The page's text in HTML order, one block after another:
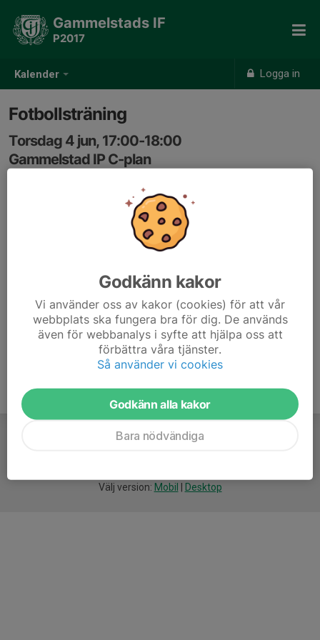
Kalender Logga in
Gammelstads IF
P2017
Fotbollsträning
Torsdag 4 jun, 17:00-18:00
Gammelstad IP C-plan
Samling: 16:50, Gammelstad IP
Välj version: Mobil Desktop
Godkänn kakor
Vi använder oss av kakor (cookies) för att vår
webbplats ska fungera bra för dig. De används
även för webbanalys i syfte att hjälpa oss att
förbättra våra tjänster.
Så använder vi cookies
Godkänn alla kakor
Bara nödvändiga